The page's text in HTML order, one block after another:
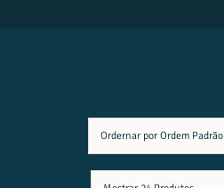
Ordernar por Ordem Padrão